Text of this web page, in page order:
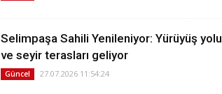
Selimpaşa Sahili Yenileniyor: Yürüyüş yolu
ve seyir terasları geliyor
Güncel 27.07.2026 11:54:24